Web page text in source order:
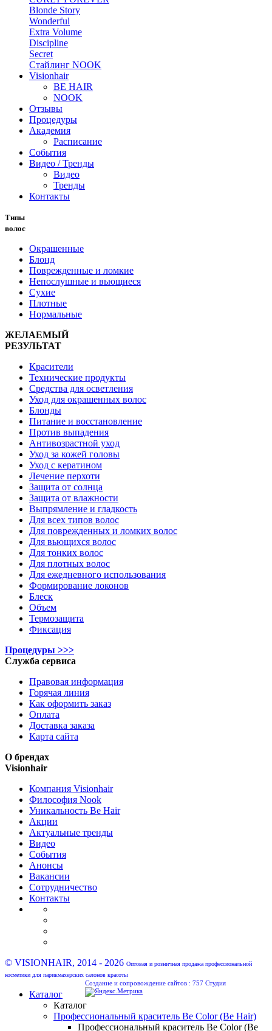
Blonde Story
Wonderful
Extra Volume
Discipline
Secret
Стайлинг NOOK
Visionhair
BE HAIR
NOOK
Отзывы
Процедуры
Академия
Расписание
События
Видео / Тренды
Видео
Тренды
Контакты
Типы
волос
Окрашенные
Блонд
Поврежденные и ломкие
Непослушные и вьющиеся
Сухие
Плотные
Нормальные
ЖЕЛАЕМЫЙ
РЕЗУЛЬТАТ
Красители
Технические продукты
Средства для осветления
Уход для окрашенных волос
Блонды
Питание и восстановление
Против выпадения
Антивозрастной уход
Уход за кожей головы
Уход с кератином
Лечение перхоти
Защита от солнца
Защита от влажности
Выпрямление и гладкость
Для всех типов волос
Для поврежденных и ломких волос
Для вьющихся волос
Для тонких волос
Для плотных волос
Для ежедневного использования
Формирование локонов
Блеск
Объем
Термозащита
Фиксация
Процедуры >>>
Служба сервиса
Правовая информация
Горячая линия
Как оформить заказ
Оплата
Доставка заказа
Карта сайта
О брендах
Visionhair
Компания Visionhair
Философия Nook
Уникальность Be Hair
Акции
Актуальные тренды
Видео
События
Анонсы
Вакансии
Сотрудничество
Контакты
© VISIONHAIR, 2014 - 2026 Оптовая и розничная продажа профессиональной
косметики для парикмахерских салонов красоты
Создание и сопровождение сайтов : 757 Студия
Каталог
Каталог
Профессиональный краситель Be Color (Be Hair)
Профессиональный краситель Be Color (Be